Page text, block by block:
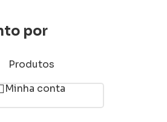
por
Produtos
Minha conta